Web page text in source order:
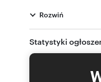
Układ budynku
stronie, możliwość
niezależnych rodzin,
inwestycyjny pod
spokojnej starości,
Dom posiada trzy
Rozwiń
Statystyki